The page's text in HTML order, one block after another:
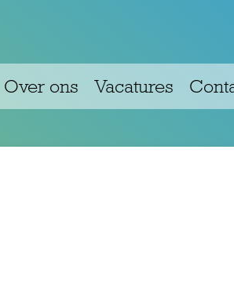
Over ons Vacatures